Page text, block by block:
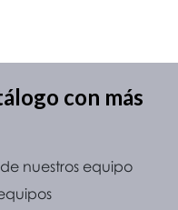
con más
nuestros equipo